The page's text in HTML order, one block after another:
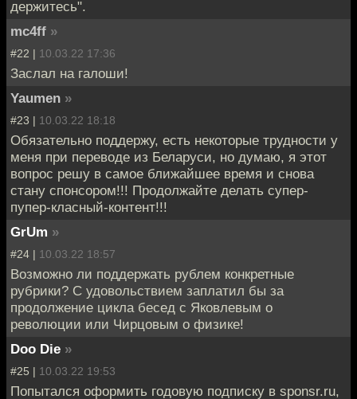
держитесь".
mc4ff »
#22 | 10.03.22 17:36
Заслал на галоши!
Yaumen »
#23 | 10.03.22 18:18
Обязательно поддержу, есть некоторые трудности у
меня при переводе из Беларуси, но думаю, я этот
вопрос решу в самое ближайшее время и снова
стану спонсором!!! Продолжайте делать супер-
пупер-класный-контент!!!
GrUm »
#24 | 10.03.22 18:57
Возможно ли поддержать рублем конкретные
рубрики? С удовольствием заплатил бы за
продолжение цикла бесед с Яковлевым о
революции или Чирцовым о физике!
Doo Die »
#25 | 10.03.22 19:53
Попытался оформить годовую подписку в sponsr.ru,